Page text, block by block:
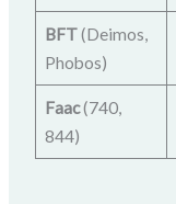
BFT(Deimos,
Phobos)
Faac(740,
844)